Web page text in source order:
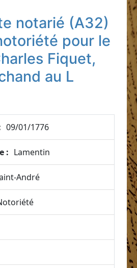
notarié (A32)
pour le
Fiquet,
au L
09/01/1776
: Lamentin
André